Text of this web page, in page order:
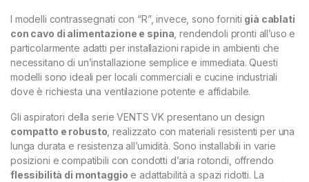
I modelli contrassegnati con “R”, invece, sono forniti già cablati
con cavo di alimentazione e spina , rendendoli pronti all’uso e
particolarmente adatti per installazioni rapide in ambienti che
necessitano di un’installazione semplice e immediata. Questi
modelli sono ideali per locali commerciali e cucine industriali
dove è richiesta una ventilazione potente e affidabile.
Gli aspiratori della serie VENTS VK presentano un design
compatto e robusto , realizzato con materiali resistenti per una
lunga durata e resistenza all’umidità. Sono installabili in varie
posizioni e compatibili con condotti d’aria rotondi, offrendo
flessibilità di montaggio e adattabilità a spazi ridotti. La